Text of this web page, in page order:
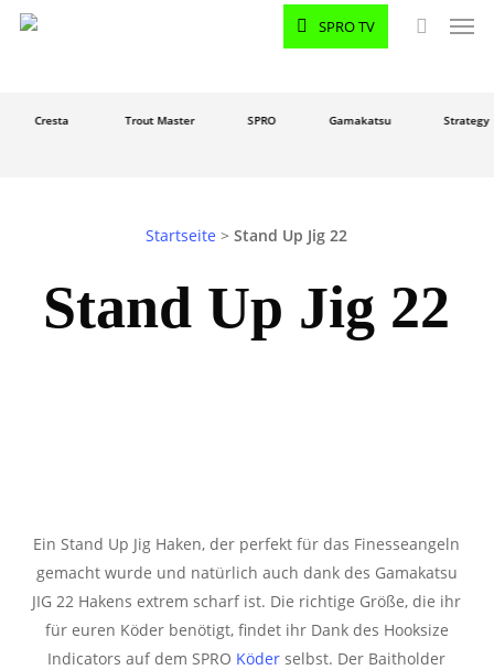
Skip
SPRO TV
Cresta Trout Master SPRO Gamakatsu Strategy
Startseite >Stand Up Jig 22
Stand Up Jig 22
Ein Stand Up Jig Haken, der perfekt für das Finesseangeln
gemacht wurde und natürlich auch dank des Gamakatsu
JIG 22 Hakens extrem scharf ist. Die richtige Größe, die ihr
für euren Köder benötigt, findet ihr Dank des Hooksize
Indicators auf dem SPRO Köder selbst. Der Baitholder